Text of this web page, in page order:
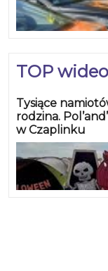
TOP wideo
Tysiące
rodzina.
w Czaplinku